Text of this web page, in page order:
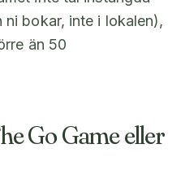
ni bokar, inte i lokalen),
än 50
Go Game eller